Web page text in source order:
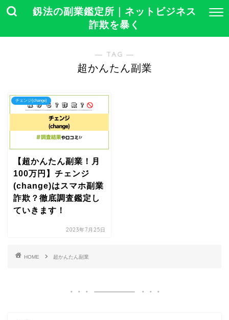
釼法の副業鑑定所｜ネットビジネス
詐欺を暴く
― TAG ―
超かんたん副業
チェンジ(change)
【超かんたん副業！月
100万円】チェンジ
(change)はスマホ副業
詐欺？徹底調査鑑定し
ていきます！
2023年7月25日
HOME 超かんたん副業